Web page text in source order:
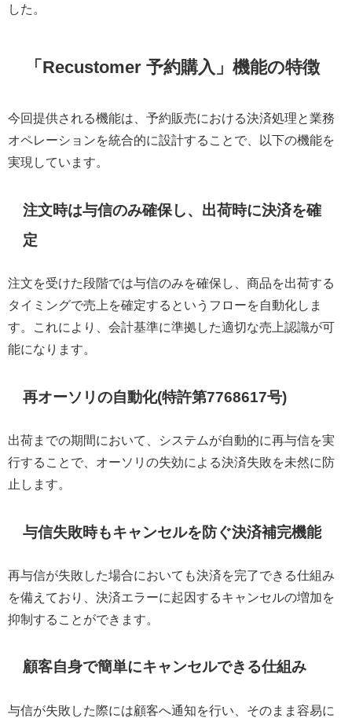
した。
「Recustomer 予約購入」機能の特徴
今回提供される機能は、予約販売における決済処理と業務
オペレーションを統合的に設計することで、以下の機能を
実現しています。
注文時は与信のみ確保し、出荷時に決済を確
定
注文を受けた段階では与信のみを確保し、商品を出荷する
タイミングで売上を確定するというフローを自動化しま
す。これにより、会計基準に準拠した適切な売上認識が可
能になります。
再オーソリの自動化(特許第7768617号)
出荷までの期間において、システムが自動的に再与信を実
行することで、オーソリの失効による決済失敗を未然に防
止します。
与信失敗時もキャンセルを防ぐ決済補完機能
再与信が失敗した場合においても決済を完了できる仕組み
を備えており、決済エラーに起因するキャンセルの増加を
抑制することができます。
顧客自身で簡単にキャンセルできる仕組み
与信が失敗した際には顧客へ通知を行い、そのまま容易に